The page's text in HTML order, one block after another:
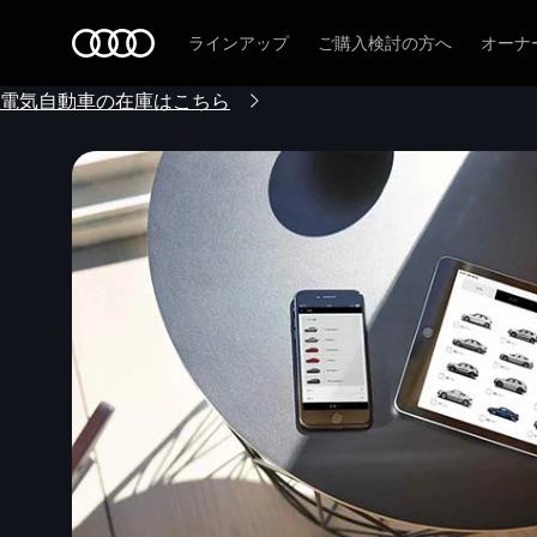
ラインアップ ご購入検討の方へ オーナ
電気自動車の在庫はこちら